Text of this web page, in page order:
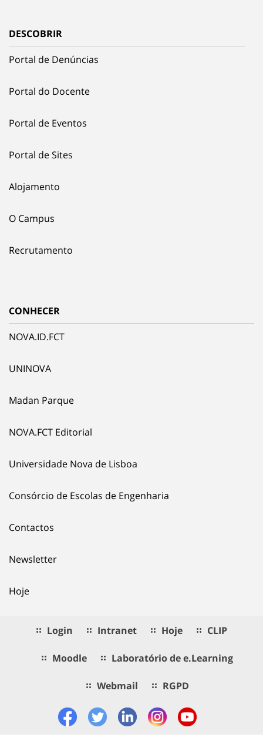
DESCOBRIR
Portal de Denúncias
Portal do Docente
Portal de Eventos
Portal de Sites
Alojamento
O Campus
Recrutamento
CONHECER
NOVA.ID.FCT
UNINOVA
Madan Parque
NOVA.FCT Editorial
Universidade Nova de Lisboa
Consórcio de Escolas de Engenharia
Contactos
Newsletter
Hoje
Login Intranet Hoje CLIP
Moodle Laboratório de e.Learning
Webmail RGPD